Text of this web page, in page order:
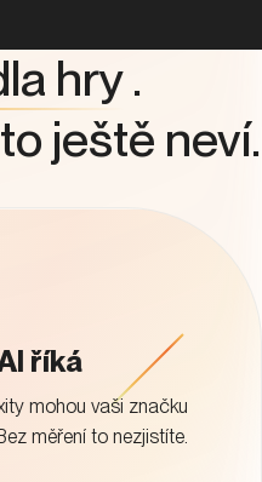
hry.
ještě neví.
říká
mohou vaši značku
měření to nezjistíte.